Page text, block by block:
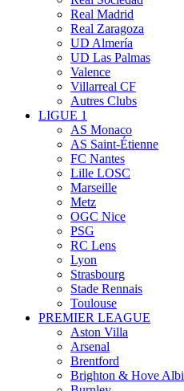
Real Madrid
Real Zaragoza
UD Almería
UD Las Palmas
Valence
Villarreal CF
Autres Clubs
LIGUE 1
AS Monaco
AS Saint-Étienne
FC Nantes
Lille LOSC
Marseille
Metz
OGC Nice
PSG
RC Lens
Lyon
Strasbourg
Stade Rennais
Toulouse
PREMIER LEAGUE
Aston Villa
Arsenal
Brentford
Brighton & Hove